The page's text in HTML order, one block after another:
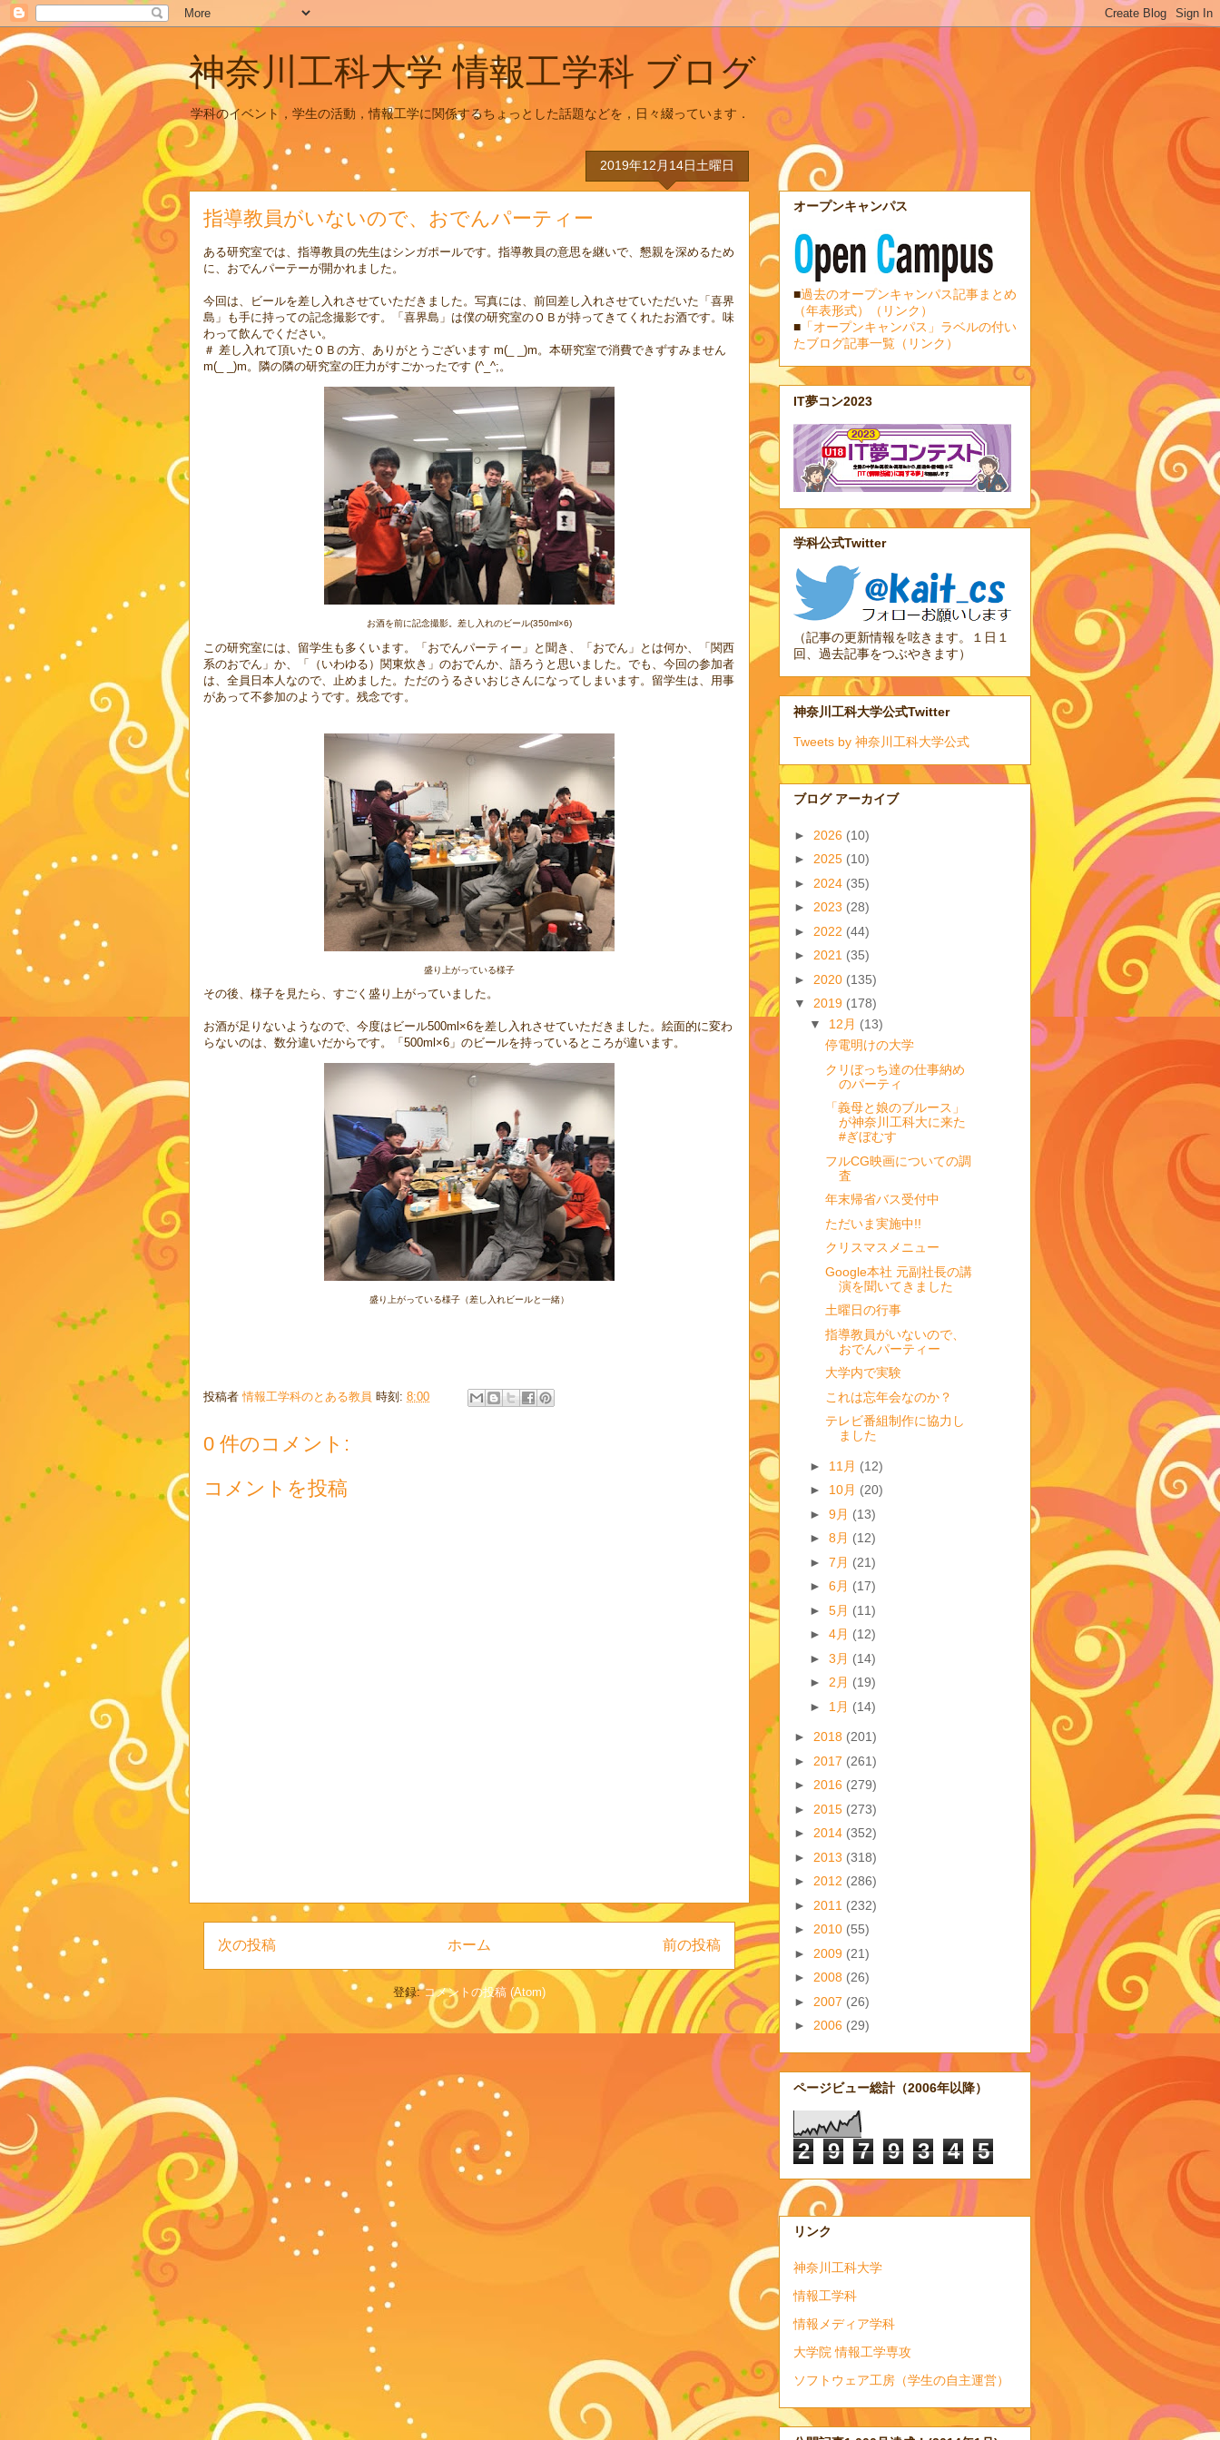
神奈川工科大学 情報工学科 ブログ
学科のイベント，学生の活動，情報工学に関係するちょっとした話題などを，日々綴っています．
2019年12月14日土曜日
指導教員がいないので、おでんパーティー
ある研究室では、指導教員の先生はシンガポールです。指導教員の意思を継いで、懇親を深めるため
に、おでんパーテーが開かれました。
今回は、ビールを差し入れさせていただきました。写真には、前回差し入れさせていただいた「喜界
島」も手に持っての記念撮影です。「喜界島」は僕の研究室のＯＢが持ってきてくれたお酒です。味
わって飲んでください。
＃ 差し入れて頂いたＯＢの方、ありがとうございます m(_ _)m。本研究室で消費できずすみません
m(_ _)m。隣の隣の研究室の圧力がすごかったです (^_^;。
お酒を前に記念撮影。差し入れのビール(350ml×6)
この研究室には、留学生も多くいます。「おでんパーティー」と聞き、「おでん」とは何か、「関西
系のおでん」か、「（いわゆる）関東炊き」のおでんか、語ろうと思いました。でも、今回の参加者
は、全員日本人なので、止めました。ただのうるさいおじさんになってしまいます。留学生は、用事
があって不参加のようです。残念です。
盛り上がっている様子
その後、様子を見たら、すごく盛り上がっていました。
お酒が足りないようなので、今度はビール500ml×6を差し入れさせていただきました。絵面的に変わ
らないのは、数分違いだからです。「500ml×6」のビールを持っているところが違います。
盛り上がっている様子（差し入れビールと一緒）
投稿者情報工学科のとある教員 時刻: 8:00
0 件のコメント:
コメントを投稿
次の投稿 前の投稿
ホーム
登録:コメントの投稿 (Atom)
オープンキャンパス
■過去のオープンキャンパス記事まとめ
（年表形式）（リンク）
■ 「オープンキャンパス」ラベルの付い
たブログ記事一覧（リンク）
IT夢コン2023
学科公式Twitter
（記事の更新情報を呟きます。１日１
回、過去記事をつぶやきます）
神奈川工科大学公式Twitter
Tweets by 神奈川工科大学公式
ブログ アーカイブ
► 2026 (10)
► 2025 (10)
► 2024 (35)
► 2023 (28)
► 2022 (44)
► 2021 (35)
► 2020 (135)
▼ 2019 (178)
▼ 12月 (13)
停電明けの大学
クリぼっち達の仕事納め
のパーティ
「義母と娘のブルース」
が神奈川工科大に来た
#ぎぼむす
フルCG映画についての調
査
年末帰省バス受付中
ただいま実施中!!
クリスマスメニュー
Google本社 元副社長の講
演を聞いてきました
土曜日の行事
指導教員がいないので、
おでんパーティー
大学内で実験
これは忘年会なのか？
テレビ番組制作に協力し
ました
► 11月 (12)
► 10月 (20)
► 9月 (13)
► 8月 (12)
► 7月 (21)
► 6月 (17)
► 5月 (11)
► 4月 (12)
► 3月 (14)
► 2月 (19)
► 1月 (14)
► 2018 (201)
► 2017 (261)
► 2016 (279)
► 2015 (273)
► 2014 (352)
► 2013 (318)
► 2012 (286)
► 2011 (232)
► 2010 (55)
► 2009 (21)
► 2008 (26)
► 2007 (26)
► 2006 (29)
ページビュー総計（2006年以降）
2 9 7 9 3 4 5
リンク
神奈川工科大学
情報工学科
情報メディア学科
大学院 情報工学専攻
ソフトウェア工房（学生の自主運営）